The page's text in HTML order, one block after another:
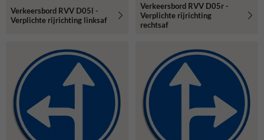
Verkeersbord RVV D05l -
Verplichte rijrichting linksaf
Verkeersbord RVV D05r -
Verplichte rijrichting
rechtsaf